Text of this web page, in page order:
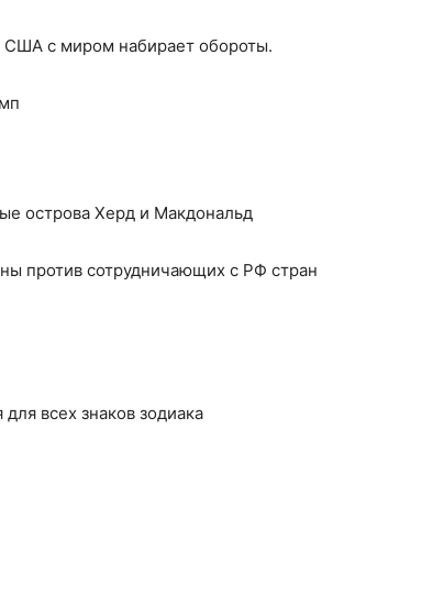
США с миром набирает обороты.
острова Херд и Макдональд
против сотрудничающих с РФ стран
всех знаков зодиака